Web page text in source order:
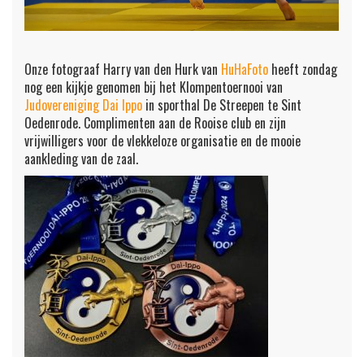
Onze fotograaf Harry van den Hurk van HuHaFoto heeft zondag
nog een kijkje genomen bij het Klompentoernooi van
Judovereniging Dai Ippo in sporthal De Streepen te Sint
Oedenrode. Complimenten aan de Rooise club en zijn
vrijwilligers voor de vlekkeloze organisatie en de mooie
aankleding van de zaal.